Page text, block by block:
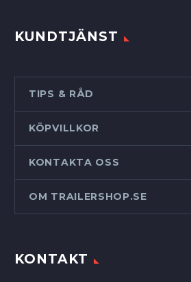
KUNDTJÄNST
TIPS & RÅD
KÖPVILLKOR
KONTAKTA OSS
OM TRAILERSHOP.SE
KONTAKT